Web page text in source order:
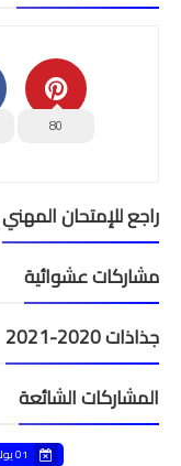
80
راجع للإمتحان المهني
مشاركات عشوائية
جذاذات 2020-2021
المشاركات الشائعة
01 يوليو 2020